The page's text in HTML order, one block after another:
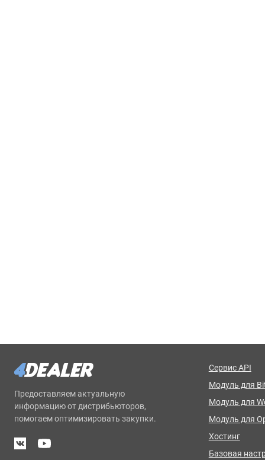
Предоставляем актуальную
информацию от дистрибьюторов,
помогаем оптимизировать закупки.
Сервис API
Модуль для
Модуль для
Модуль для
Хостинг
Базовая